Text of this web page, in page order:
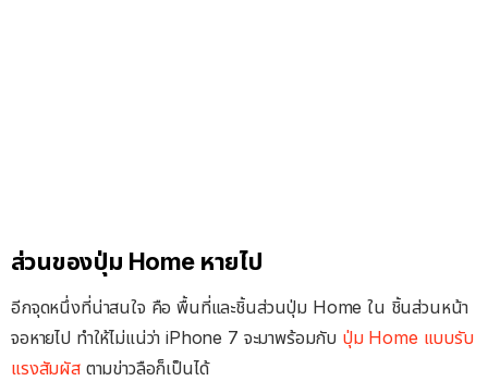
ส่วนของปุ่ม Home หายไป
อีกจุดหนึ่งที่น่าสนใจ คือ พื้นที่และชิ้นส่วนปุ่ม Home ใน ชิ้นส่วนหน้า
จอหายไป ทำให้ไม่แน่ว่า iPhone 7 จะมาพร้อมกับ ปุ่ม Home แบบรับ
แรงสัมผัสตามข่าวลือก็เป็นได้